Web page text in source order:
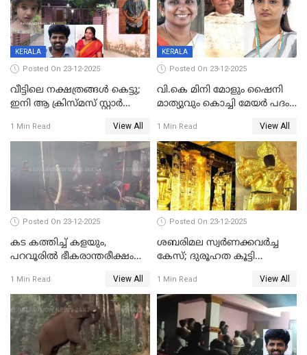
KERALA
Posted On 23-12-2025
വീട്ടിലെ നക്ഷത്രങ്ങൾ കെട്ടു;
ഇനി ആ ക്രിസ്മസ് സ്റ്റാർ
വേണ്ടിയുള്ള
പിടിവലിക്കിടയിൽ
അപ്പൂപ്പനെതിരെ പോക്സോ
കേസ് ഒടുവിൽ 4 ജീവനുകൾ
പൊലിഞ്ഞു
1 Min Read View All
KERALA
Posted On 23-12-2025
വി.കെ മിനി മോളും ഷൈനി
മാത്യുവും കൊച്ചി മേയർ പദം
മേയറാകില്ല
1 Min Read View All
Posted On 23-12-2025
കട കത്തിച്ച് കളയും,
പറവൂരില്‍ ഭീകരാന്തരീക്ഷം
1 Min Read View All
Posted On 23-12-2025
ശബരിമല സ്വര്‍ണക്കവര്‍ച്ച
കേസ്; ദുരൂഹത കൂട്ടി
1 Min Read View All